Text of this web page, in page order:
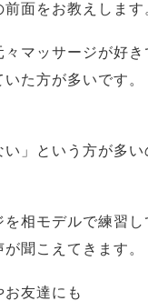
面をお教えします
マッサージが好き
た方が多いです。
い」という方が多い
相モデルで練習し
聞こえてきます。
友達にも